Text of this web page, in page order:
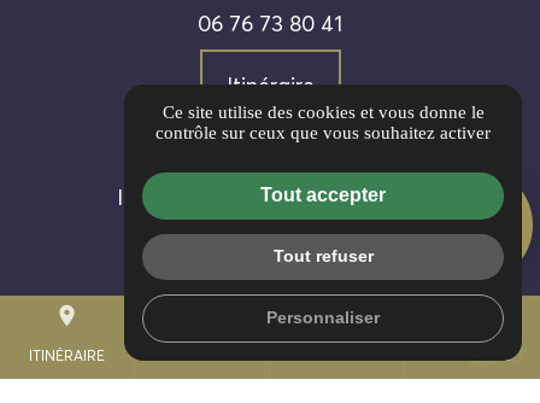
place
ITINÉRAIRE
call
PORTABLE
AVIS CLIENTS
5/5
06 76 73 80 41
Itinéraire
Informations complémentaires
Mentions légales
Politique de confidentialité
Gestion des cookies
Ce site utilise des cookies et vous donne le
contrôle sur ceux que vous souhaitez activer
Tout accepter
Tout refuser
Personnaliser